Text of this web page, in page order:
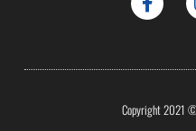
Copyright 2021